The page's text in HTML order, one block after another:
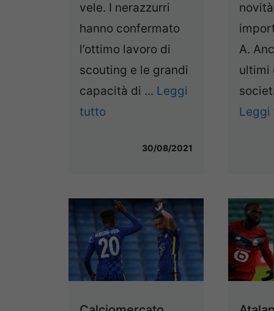
vele. I nerazzurri
hanno confermato
l’ottimo lavoro di
scouting e le grandi
capacità di ... Leggi
tutto
30/08/2021
A.
ultimi